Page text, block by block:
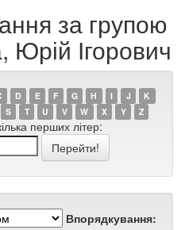
за групою
Юрій Ігорович
D E F G H I J
K
S T U V W X Y Z
перших літер:
Впорядкування: